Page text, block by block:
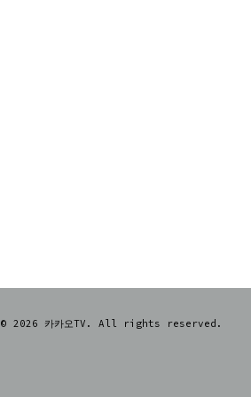
© 2026 카카오TV. All rights reserved.